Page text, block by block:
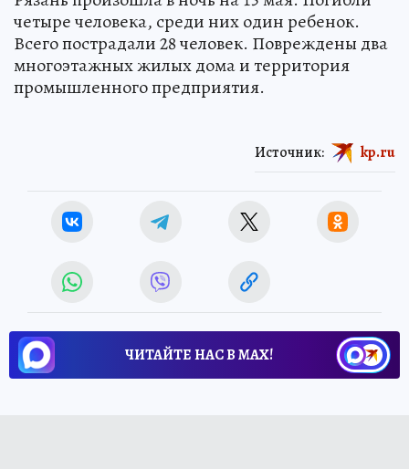
четыре человека, среди них один ребенок.
Всего пострадали 28 человек. Повреждены два
многоэтажных жилых дома и территория
промышленного предприятия.
Источник: kp.ru
ЧИТАЙТЕ НАС В МАХ!